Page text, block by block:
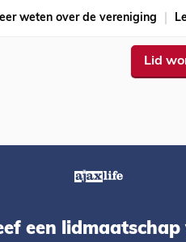
weten over de vereniging
Lid
een lidmaatschap